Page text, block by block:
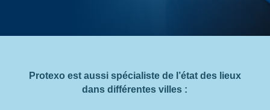
Protexo est aussi spécialiste de l’état des lieux
dans différentes villes :